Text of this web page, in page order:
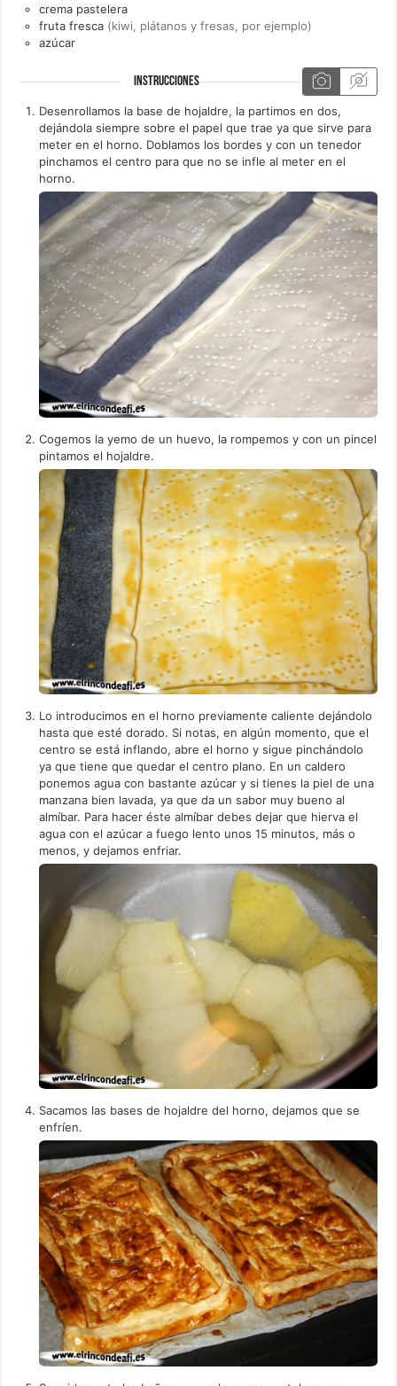
crema pastelera
fruta fresca (kiwi, plátanos y fresas, por ejemplo)
azúcar
INSTRUCCIONES
Desenrollamos la base de hojaldre, la partimos en dos,
dejándola siempre sobre el papel que trae ya que sirve para
meter en el horno. Doblamos los bordes y con un tenedor
pinchamos el centro para que no se infle al meter en el
horno.
Cogemos la yemo de un huevo, la rompemos y con un pincel
pintamos el hojaldre.
Lo introducimos en el horno previamente caliente dejándolo
hasta que esté dorado. Si notas, en algún momento, que el
centro se está inflando, abre el horno y sigue pinchándolo
ya que tiene que quedar el centro plano. En un caldero
ponemos agua con bastante azúcar y si tienes la piel de una
manzana bien lavada, ya que da un sabor muy bueno al
almíbar. Para hacer éste almíbar debes dejar que hierva el
agua con el azúcar a fuego lento unos 15 minutos, más o
menos, y dejamos enfriar.
Sacamos las bases de hojaldre del horno, dejamos que se
enfríen.